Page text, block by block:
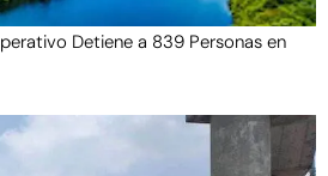
Detiene a 839 Personas en